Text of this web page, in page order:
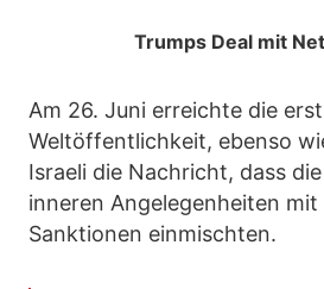
Trumps Deal mit
Am 26. Juni erreichte die
Weltöffentlichkeit, ebenso
Israeli die Nachricht, dass
inneren Angelegenheiten
Sanktionen einmischten.